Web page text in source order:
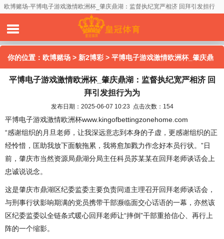
欧博赌场-平博电子游戏激情欧洲杯_肇庆鼎湖：监督执纪宽严相济 回拜引发担行
你的位置： 欧博赌场 > 新2博彩 > 平博电子游戏激情欧洲杯_肇庆鼎
湖：监督执纪宽严相济 回拜引发担行为为
平博电子游戏激情欧洲杯_肇庆鼎湖：监督执纪宽严相济 回
拜引发担行为为
发布日期：2025-06-07 10:23 点击次数：154
平博电子游戏激情欧洲杯www.kingofbettingzonehome.com
“感谢组织的月旦老师，让我深远意志到本身的子虚，更感谢组织的正
经怜惜，匡助我放下面貌拖累，我将愈加戮力作念好本员行状。”日
前，肇庆市当然资源局鼎湖分局主任科员苏某某在回拜老师谈话会上
忠诚说说念。
这是肇庆市鼎湖区纪委监委主要负责同道主理召开回拜老师谈话会，
与刑事行状影响期满的党员携带干部濒临面交心话语的一幕，亦然该
区纪委监委以全链条式暖心回拜老师让“摔倒”干部重拾信心、再行上
阵的一个缩影。